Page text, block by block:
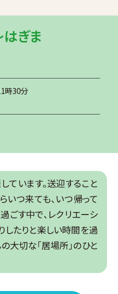
はぎま
時30分
います。送迎すること
いつ来ても、いつ帰って
ごす中で、レクリエーシ
したりと楽しい時間を過
大切な「居場所」のひと